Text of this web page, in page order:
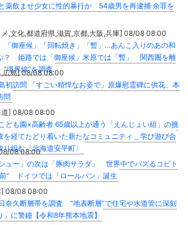
薬飲ませ少女に性的暴行か 54歳男を再逮捕 余罪を
,文化,都道府県,滋賀,京都,大阪,兵庫] 08/08 08:00
御座候」「回転焼き」「暫」…あんこ入りのあの和
？ 姫路では「御座候」米原では「暫」 関西圏を離
境界線”を調査
,広島] 08/08 08:00
初訪問 「すごい精悍なお姿で」原爆慰霊碑に供花、本
問
道] 08/08 08:00
ども園×高齢者 65歳以上が通う「えんじょい組」の挑
を経てたどり着いた新たなコミュニティ＿学び遊び合
組む〈北海道安平町〉
08 08:00
ュー」の次は「豚肉サラダ」 世界中でバズるコビト
” ドイツでは「ロールパン」誕生
] 08/08 08:00
奈久断層帯を調査 “地表断層”で住宅や水道管に深刻
に警鐘【令和8年熊本地震】